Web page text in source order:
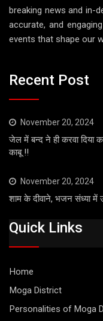
breaking news and in-
accurate, and
events that shape our
Recent Post
November 20, 2024
जेल में बन्द ने ही करवा दिया
काबू !!
November 20, 2024
शाम के दीवाने, भजन संध्या में
Quick Links
Home
Moga District
Personalities of Moga